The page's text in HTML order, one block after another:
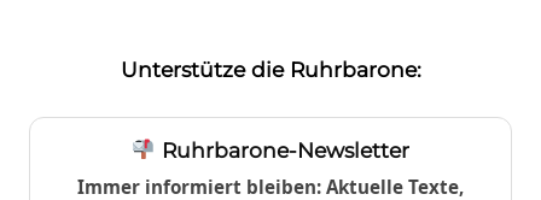
Unterstütze die Ruhrbarone:
Ruhrbarone-Newsletter
Immer informiert bleiben: Aktuelle Texte,